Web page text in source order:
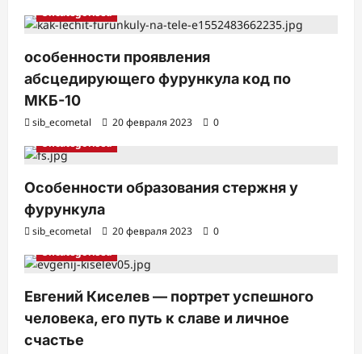
и Uncategorised
особенности проявления
абсцедирующего фурункула код по
МКБ-10
sib_ecometal 20 февраля 2023
0
Uncategorised
Особенности образования стержня у
фурункула
sib_ecometal 20 февраля 2023
0
Uncategorised
Евгений Киселев — портрет успешного
человека, его путь к славе и личное
счастье